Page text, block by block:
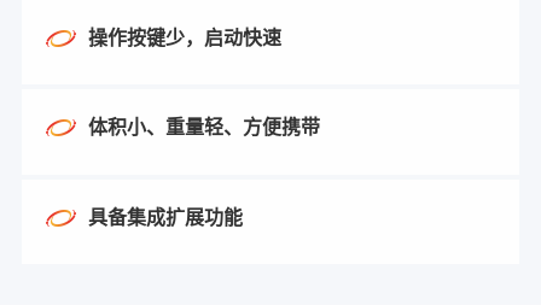
操作按键少，启动快速
体积小、重量轻、方便携带
具备集成扩展功能